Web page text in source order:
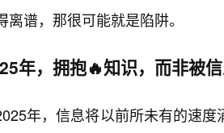
离谱，那很可能就是陷阱。
年，拥抱🔥知识，而非被
年，信息将以前所未有的速